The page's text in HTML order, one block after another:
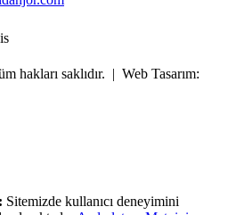
hakları saklıdır. | Web Tasarım:
Sitemizde kullanıcı deneyimini